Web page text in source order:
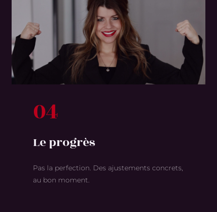
04
Le progrès
Pas la perfection. Des ajustements concrets,
au bon moment.